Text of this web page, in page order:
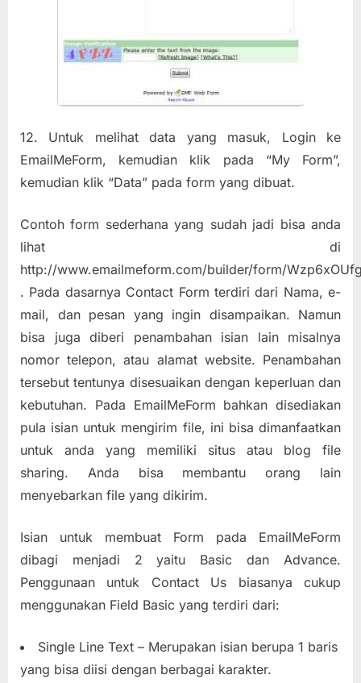
12. Untuk melihat data yang masuk, Login ke
EmailMeForm, kemudian klik pada “My Form”,
kemudian klik “Data” pada form yang dibuat.
Contoh form sederhana yang sudah jadi bisa anda
lihat di
http://www.emailmeform.com/builder/form/
. Pada dasarnya Contact Form terdiri dari Nama, e-
mail, dan pesan yang ingin disampaikan. Namun
bisa juga diberi penambahan isian lain misalnya
nomor telepon, atau alamat website. Penambahan
tersebut tentunya disesuaikan dengan keperluan dan
kebutuhan. Pada EmailMeForm bahkan disediakan
pula isian untuk mengirim file, ini bisa dimanfaatkan
untuk anda yang memiliki situs atau blog file
sharing. Anda bisa membantu orang lain
menyebarkan file yang dikirim.
Isian untuk membuat Form pada EmailMeForm
dibagi menjadi 2 yaitu Basic dan Advance.
Penggunaan untuk Contact Us biasanya cukup
menggunakan Field Basic yang terdiri dari:
Single Line Text – Merupakan isian berupa 1 baris
yang bisa diisi dengan berbagai karakter.